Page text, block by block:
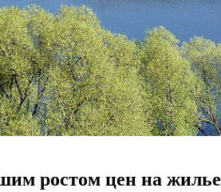
ростом цен на жилье